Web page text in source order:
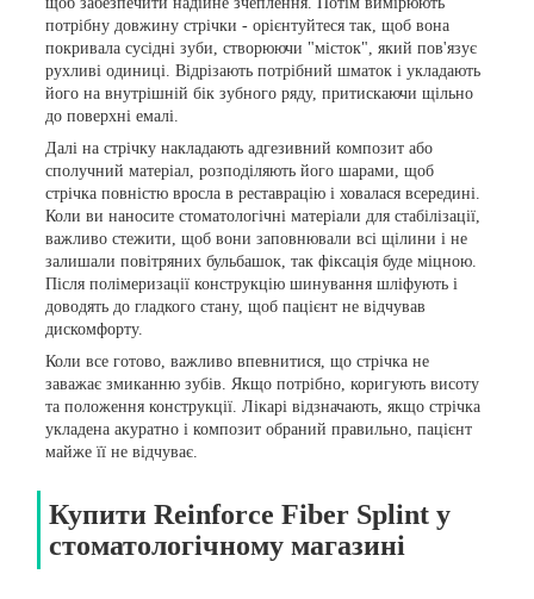
потрібну довжину стрічки - орієнтуйтеся так, щоб вона
покривала сусідні зуби, створюючи "місток", який пов'язує
рухливі одиниці. Відрізають потрібний шматок і укладають
його на внутрішній бік зубного ряду, притискаючи щільно
до поверхні емалі.
Далі на стрічку накладають адгезивний композит або
сполучний матеріал, розподіляють його шарами, щоб
стрічка повністю вросла в реставрацію і ховалася всередині.
Коли ви наносите стоматологічні матеріали для стабілізації,
важливо стежити, щоб вони заповнювали всі щілини і не
залишали повітряних бульбашок, так фіксація буде міцною.
Після полімеризації конструкцію шинування шліфують і
доводять до гладкого стану, щоб пацієнт не відчував
дискомфорту.
Коли все готово, важливо впевнитися, що стрічка не
заважає змиканню зубів. Якщо потрібно, коригують висоту
та положення конструкції. Лікарі відзначають, якщо стрічка
укладена акуратно і композит обраний правильно, пацієнт
майже її не відчуває.
Купити Reinforce Fiber Splint у
стоматологічному магазині